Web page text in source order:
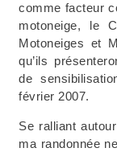
comme facteur
motoneige, le
Motoneiges et
qu’ils
de
février 2007.
Se ralliant
ma randonnée